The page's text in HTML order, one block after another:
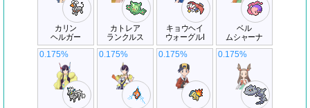
カリン
ヘルガー
カトレア
ランクルス
キョウヘイ
ウォーグルI
ベル
ムシャーナ
0.175% 0.175% 0.175% 0.175%